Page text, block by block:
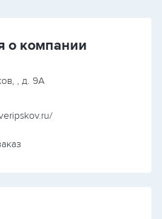
о компании
, д. 9А